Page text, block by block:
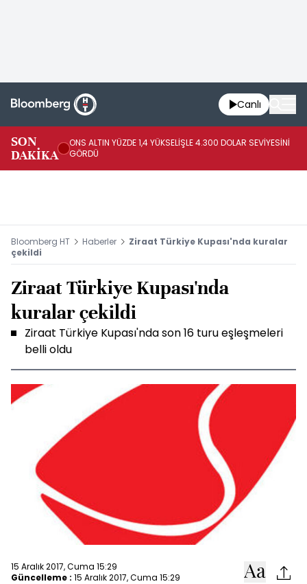
Canlı
SON
DAKİKA
ONS ALTIN YÜZDE 1,4 YÜKSELİŞLE 4.300 DOLAR SEVİYESİNİ
GÖRDÜ
Bloomberg HT Haberler
Ziraat Türkiye Kupası'nda kuralar
çekildi
Ziraat Türkiye Kupası'nda
kuralar çekildi
Ziraat Türkiye Kupası'nda son 16 turu eşleşmeleri
belli oldu
15 Aralık 2017, Cuma 15:29
Güncelleme : 15 Aralık 2017, Cuma 15:29